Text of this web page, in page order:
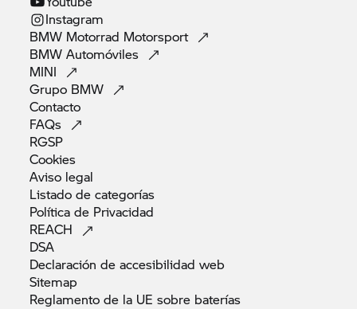
Instagram
BMW Motorrad Motorsport
BMWAutomóviles
MINI
Grupo BMW
Contacto
FAQs
RGSP
Cookies
Aviso legal
Listado decategorías
Política de Privacidad
REACH
DSA
Declaración de accesibilidadweb
Sitemap
Reglamento de la UE sobre baterías